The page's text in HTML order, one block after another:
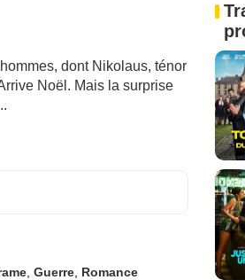
dont Nikolaus, ténor
Noël. Mais la surprise
, Guerre, Romance